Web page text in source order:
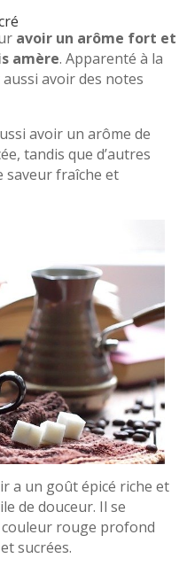
avoir un arôme fort et
amère. Apparenté à la
avoir des notes
avoir un arôme de
tandis que d’autres
saveur fraîche et
a un goût épicé riche et
de douceur. Il se
rouge profond
sucrées.